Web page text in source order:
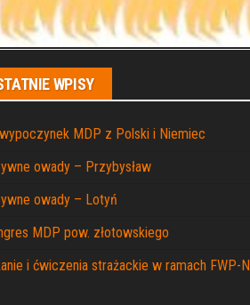
WPISY
MDP z Polski i Niemiec
owady – Przybysław
owady – Lotyń
MDP pow. złotowskiego
i ćwiczenia strażackie w ramach FWP-N